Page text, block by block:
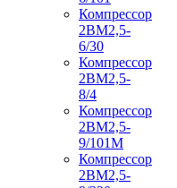
Компрессор
2ВМ2,5-
6/30
Компрессор
2ВМ2,5-
8/4
Компрессор
2ВМ2,5-
9/101М
Компрессор
2ВМ2,5-